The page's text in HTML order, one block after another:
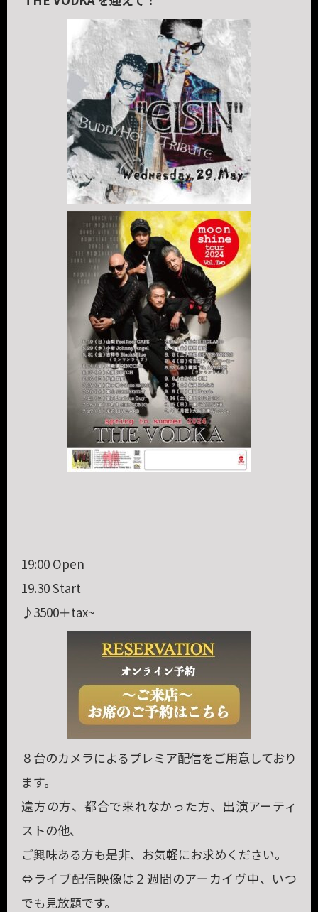
19:00 Open
19.30 Start
♪3500＋tax~
８台のカメラによるプレミア配信をご用意しており
ます。
遠方の方、都合で来れなかった方、出演アーティ
ストの他、
ご興味ある方も是非、お気軽にお求めください。
⇔ライブ配信映像は２週間のアーカイヴ中、いつ
でも見放題です。